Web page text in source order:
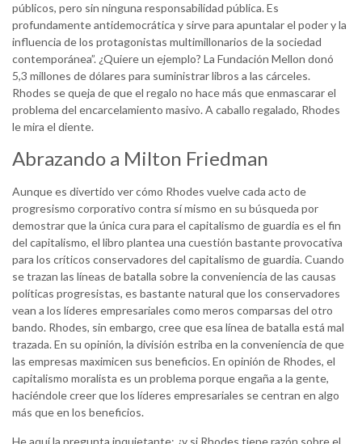
públicos, pero sin ninguna responsabilidad pública. Es
profundamente antidemocrática y sirve para apuntalar el poder y la
influencia de los protagonistas multimillonarios de la sociedad
contemporánea”. ¿Quiere un ejemplo? La Fundación Mellon donó
5,3 millones de dólares para suministrar libros a las cárceles.
Rhodes se queja de que el regalo no hace más que enmascarar el
problema del encarcelamiento masivo. A caballo regalado, Rhodes
le mira el diente.
Abrazando a Milton Friedman
Aunque es divertido ver cómo Rhodes vuelve cada acto de
progresismo corporativo contra sí mismo en su búsqueda por
demostrar que la única cura para el capitalismo de guardia es el fin
del capitalismo, el libro plantea una cuestión bastante provocativa
para los críticos conservadores del capitalismo de guardia. Cuando
se trazan las líneas de batalla sobre la conveniencia de las causas
políticas progresistas, es bastante natural que los conservadores
vean a los líderes empresariales como meros comparsas del otro
bando. Rhodes, sin embargo, cree que esa línea de batalla está mal
trazada. En su opinión, la división estriba en la conveniencia de que
las empresas maximicen sus beneficios. En opinión de Rhodes, el
capitalismo moralista es un problema porque engaña a la gente,
haciéndole creer que los líderes empresariales se centran en algo
más que en los beneficios.